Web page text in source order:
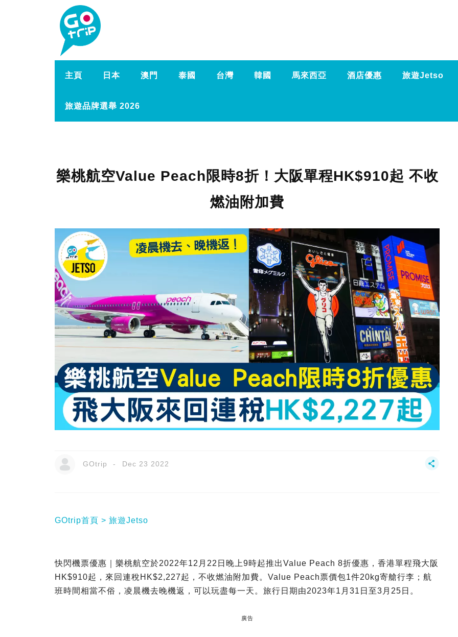
主頁 日本 澳門 泰國 台灣 韓國 馬來西亞 酒店優惠 旅遊Jetso
旅遊品牌選舉 2026
樂桃航空Value Peach限時8折！大阪單程HK$910起 不收
燃油附加費
GOtrip Dec 23 2022
GOtrip首頁 旅遊Jetso
快閃機票優惠｜樂桃航空於2022年12月22日晚上9時起推出Value Peach 8折優惠，香港單程飛大阪
HK$910起，來回連稅HK$2,227起，不收燃油附加費。Value Peach票價包1件20kg寄艙行李；航
班時間相當不俗，凌晨機去晚機返，可以玩盡每一天。旅行日期由2023年1月31日至3月25日。
廣告